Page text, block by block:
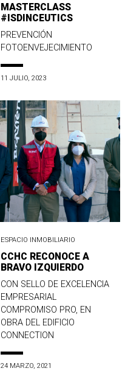
MASTERCLASS
#ISDINCEUTICS
PREVENCIÓN
FOTOENVEJECIMIENTO
11 JULIO, 2023
ESPACIO INMOBILIARIO
CCHC RECONOCE A
BRAVO IZQUIERDO
CON SELLO DE EXCELENCIA
EMPRESARIAL
COMPROMISO PRO, EN
OBRA DEL EDIFICIO
CONNECTION
24 MARZO, 2021